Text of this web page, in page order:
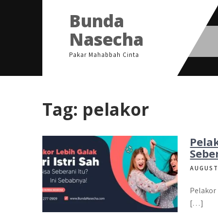
Bunda
Nasecha
Pakar Mahabbah Cinta
Tag: pelakor
Pelakor
[…]